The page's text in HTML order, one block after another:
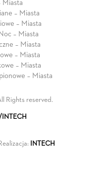
Miasta
– Miasta
– Miasta
– Miasta
– Miasta
– Miasta
– Miasta
– Miasta
Rights reserved.
INTECH
INTECH